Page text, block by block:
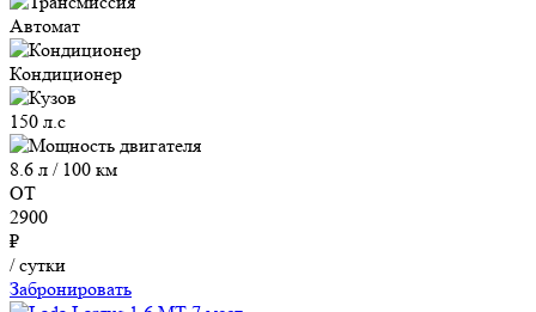
Автомат
Кондиционер
150 л.с
8.6 л / 100 км
ОТ
2900
₽
/ сутки
Забронировать